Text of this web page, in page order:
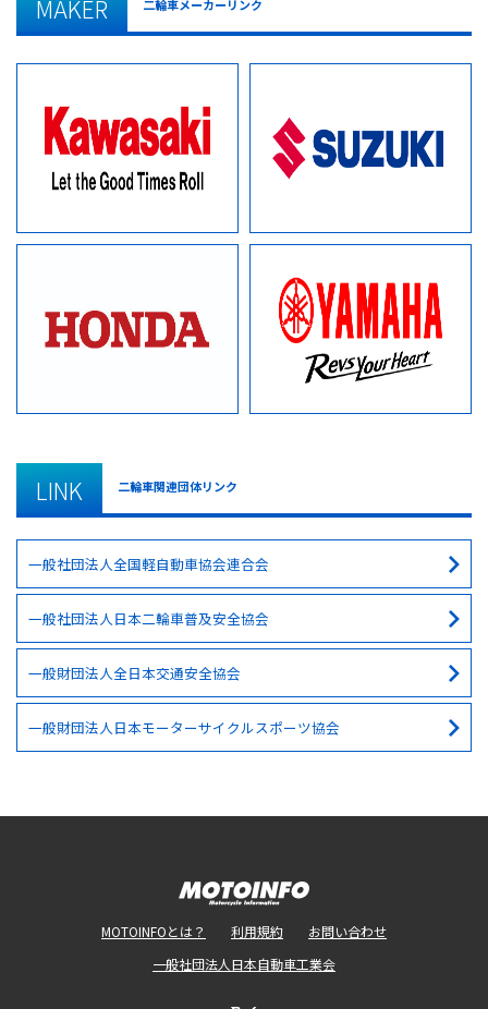
MAKER 二輪車メーカーリンク
LINK 二輪車関連団体リンク
一般社団法人全国軽自動車協会連合会
一般社団法人日本二輪車普及安全協会
一般財団法人全日本交通安全協会
一般財団法人日本モーターサイクルスポーツ協会
MOTOINFOとは？ 利用規約
お問い合わせ
一般社団法人日本自動車工業会